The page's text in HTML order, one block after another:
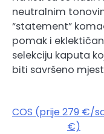
neutralnim
“statement”
pomak i
selekciju kaputa
biti savršeno
COS (prije 279 €/
€)